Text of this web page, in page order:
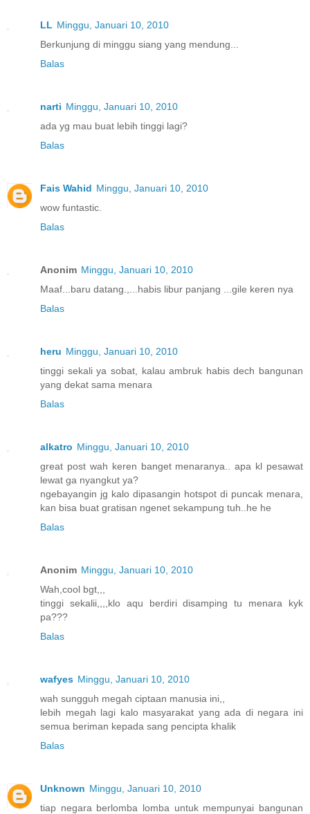
LL Minggu, Januari 10, 2010
Berkunjung di minggu siang yang mendung...
Balas
narti Minggu, Januari 10, 2010
ada yg mau buat lebih tinggi lagi?
Balas
Fais Wahid Minggu, Januari 10, 2010
wow funtastic.
Balas
Anonim Minggu, Januari 10, 2010
Maaf...baru datang.,...habis libur panjang ...gile keren nya
Balas
heru Minggu, Januari 10, 2010
tinggi sekali ya sobat, kalau ambruk habis dech bangunan
yang dekat sama menara
Balas
alkatro Minggu, Januari 10, 2010
great post wah keren banget menaranya.. apa kl pesawat
lewat ga nyangkut ya?
ngebayangin jg kalo dipasangin hotspot di puncak menara,
kan bisa buat gratisan ngenet sekampung tuh..he he
Balas
Anonim Minggu, Januari 10, 2010
Wah,cool bgt,,,
tinggi sekalii,,,,klo aqu berdiri disamping tu menara kyk
pa???
Balas
wafyes Minggu, Januari 10, 2010
wah sungguh megah ciptaan manusia ini,,
lebih megah lagi kalo masyarakat yang ada di negara ini
semua beriman kepada sang pencipta khalik
Balas
Unknown Minggu, Januari 10, 2010
tiap negara berlomba lomba untuk mempunyai bangunan